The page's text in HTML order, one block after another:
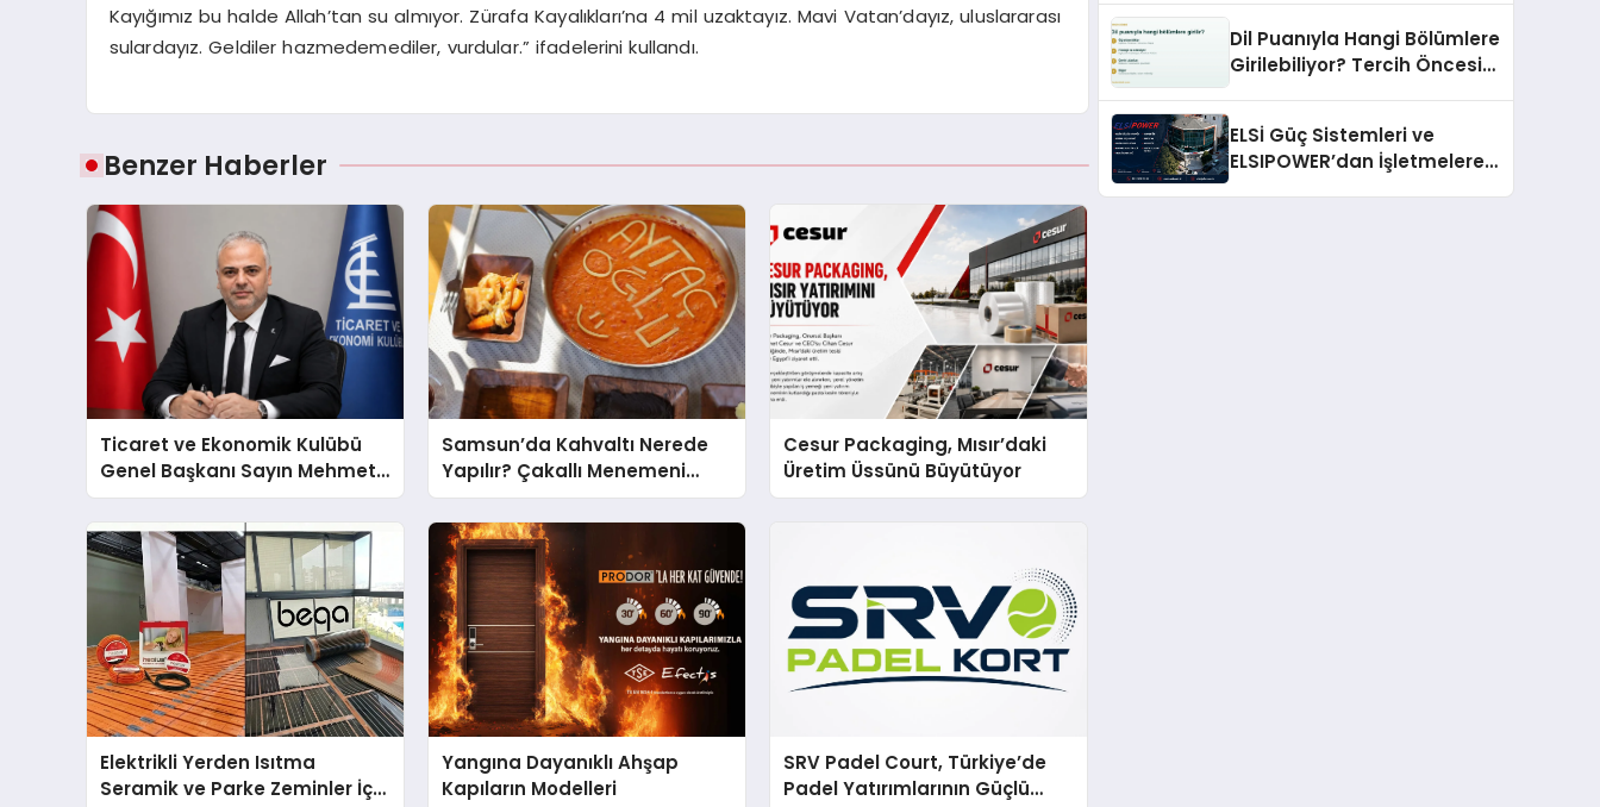
Kayığımız bu halde Allah’tan su almıyor. Zürafa Kayalıkları’na 4 mil uzaktayız. Mavi Vatan’dayız, uluslararası
sulardayız. Geldiler hazmedemediler, vurdular.” ifadelerini kullandı.
Benzer Haberler
Ticaret ve Ekonomik Kulübü
Genel Başkanı Sayın Mehmet
Ulutaş, ekonomiye dair yaptığı
açıklamada şunları kaydetti:
Samsun’da Kahvaltı Nerede
Yapılır? Çakallı Menemeni
Önerileri
Cesur Packaging, Mısır’daki
Üretim Üssünü Büyütüyor
Elektrikli Yerden Isıtma
Seramik ve Parke Zeminler İçin
Yangına Dayanıklı Ahşap
Kapıların Modelleri
SRV Padel Court, Türkiye’de
Padel Yatırımlarının Güçlü
Dil Puanıyla Hangi Bölümlere
Girilebiliyor? Tercih Öncesi
ELSİ Güç Sistemleri ve
ELSIPOWER’dan İşletmelere